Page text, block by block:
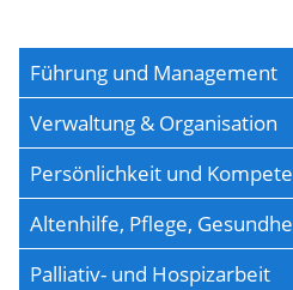
Führung und Management
Verwaltung & Organisation
Persönlichkeit und
Altenhilfe, Pflege,
Palliativ- und Hospizarbeit